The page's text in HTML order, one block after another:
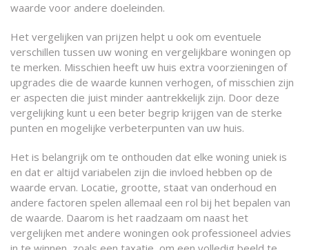
waarde voor andere doeleinden.
Het vergelijken van prijzen helpt u ook om eventuele
verschillen tussen uw woning en vergelijkbare woningen op
te merken. Misschien heeft uw huis extra voorzieningen of
upgrades die de waarde kunnen verhogen, of misschien zijn
er aspecten die juist minder aantrekkelijk zijn. Door deze
vergelijking kunt u een beter begrip krijgen van de sterke
punten en mogelijke verbeterpunten van uw huis.
Het is belangrijk om te onthouden dat elke woning uniek is
en dat er altijd variabelen zijn die invloed hebben op de
waarde ervan. Locatie, grootte, staat van onderhoud en
andere factoren spelen allemaal een rol bij het bepalen van
de waarde. Daarom is het raadzaam om naast het
vergelijken met andere woningen ook professioneel advies